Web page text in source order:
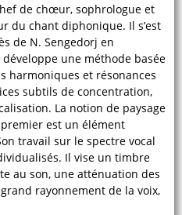
de chœur, sophrologue et
du chant diphonique. Il s’est
de N. Sengedorj en
une méthode basée
harmoniques et résonances
subtils de concentration,
La notion de paysage
est un élément
travail sur le spectre vocal
Il vise un timbre
au son, une atténuation des
rayonnement de la voix,